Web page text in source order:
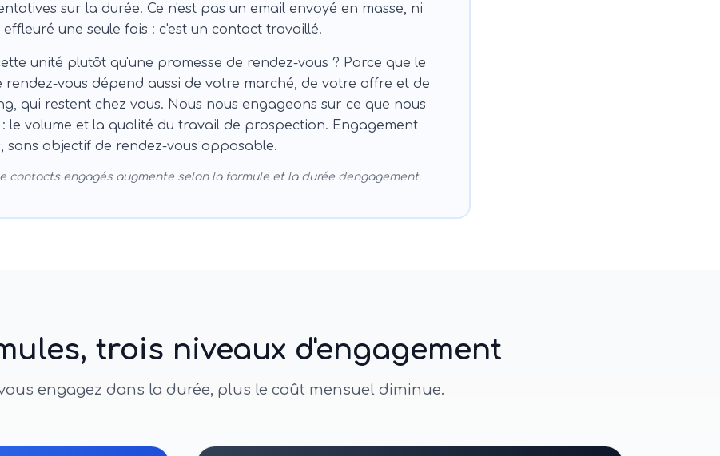
sur la durée. Ce n'est pas un email envoyé en masse, ni
une seule fois : c'est un contact travaillé.
unité plutôt qu'une promesse de rendez-vous ? Parce que le
rendez-vous dépend aussi de votre marché, de votre offre et de
qui restent chez vous. Nous nous engageons sur ce que nous
le volume et la qualité du travail de prospection. Engagement
sans objectif de rendez-vous opposable.
contacts engagés augmente selon la formule et la durée d'engagement.
trois niveaux d'engagement
engagez dans la durée, plus le coût mensuel diminue.